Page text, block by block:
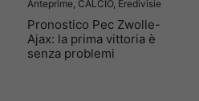
Anteprime, CALCIO, Eredivisie
Pronostico Pec Zwolle-
Ajax: la prima vittoria è
senza problemi